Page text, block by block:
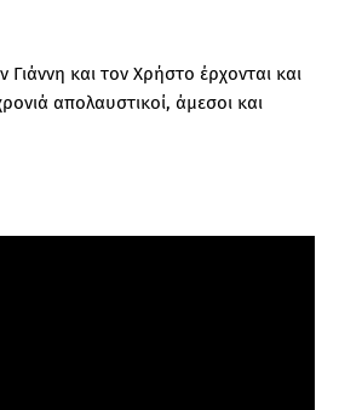
και τον Χρήστο έρχονται και
απολαυστικοί, άμεσοι και